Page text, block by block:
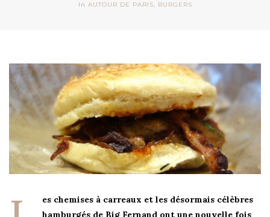
In AUTOUR DE PARIS, BURGERS
es chemises à carreaux et les désormais célèbres
hamburgés de Big Fernand ont une nouvelle fois